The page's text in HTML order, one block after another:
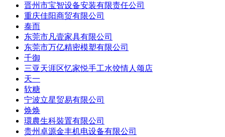
晋州市宝智设备安装有限责任公司
重庆佳阳商贸有限公司
泰而
东莞市凡壹家具有限公司
东莞市万亿精密模塑有限公司
千御
三亚天涯区忆家悦手工水饺情人颂店
天一
软糖
宁波立星贸易有限公司
焕焕
環農生科裝置有限公司
贵州卓源金丰机电设备有限公司